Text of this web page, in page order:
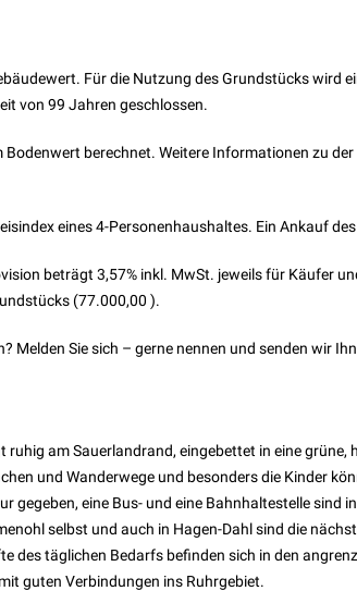
Für die Nutzung des Grundstücks wird
von 99 Jahren geschlossen.
berechnet. Weitere Informationen zu
eines 4-Personenhaushaltes. Ein Ankauf
beträgt 3,57% inkl. MwSt. jeweils für Käufer
(77.000,00 ).
Melden Sie sich – gerne nennen und senden wir
ruhig am Sauerlandrand, eingebettet in eine
und Wanderwege und besonders die Kinder
gegeben, eine Bus- und eine Bahnhaltestelle sind
selbst und auch in Hagen-Dahl sind die
des täglichen Bedarfs befinden sich in den
guten Verbindungen ins Ruhrgebiet.